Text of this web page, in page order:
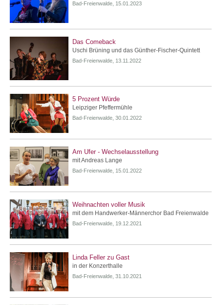
Bad-Freienwalde, 15.01.2023
Das Comeback
Uschi Brüning und das Günther-Fischer-Quintett
Bad-Freienwalde, 13.11.2022
5 Prozent Würde
Leipziger Pfeffermühle
Bad-Freienwalde, 30.01.2022
Am Ufer - Wechselausstellung
mit Andreas Lange
Bad-Freienwalde, 15.01.2022
Weihnachten voller Musik
mit dem Handwerker-Männerchor Bad Freienwalde
Bad-Freienwalde, 19.12.2021
Linda Feller zu Gast
in der Konzerthalle
Bad-Freienwalde, 31.10.2021